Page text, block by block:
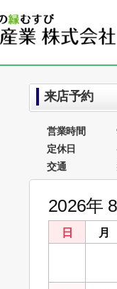
来店予約
営業時間
定休日
交通
2026年
日 月